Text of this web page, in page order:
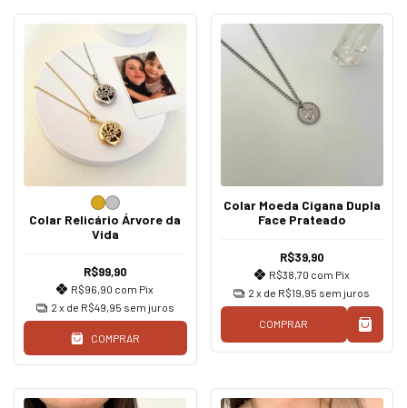
Colar Relicário Árvore da
Vida
R$99,90
R$96,90 com Pix
2 x de R$49,95 sem juros
COMPRAR
Colar Moeda Cigana Dupla
Face Prateado
R$39,90
R$38,70 com Pix
2 x de R$19,95 sem juros
COMPRAR